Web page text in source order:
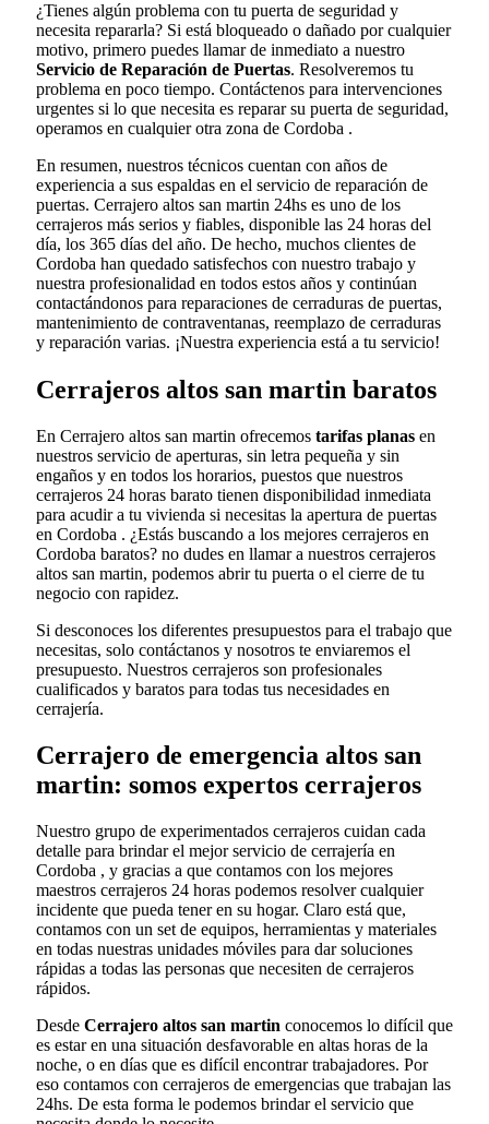
¿Tienes algún problema con tu puerta de seguridad y
necesita repararla? Si está bloqueado o dañado por cualquier
motivo, primero puedes llamar de inmediato a nuestro
Servicio de Reparación de Puertas. Resolveremos tu
problema en poco tiempo. Contáctenos para intervenciones
urgentes si lo que necesita es reparar su puerta de seguridad,
operamos en cualquier otra zona de Cordoba .
En resumen, nuestros técnicos cuentan con años de
experiencia a sus espaldas en el servicio de reparación de
puertas. Cerrajero altos san martin 24hs es uno de los
cerrajeros más serios y fiables, disponible las 24 horas del
día, los 365 días del año. De hecho, muchos clientes de
Cordoba han quedado satisfechos con nuestro trabajo y
nuestra profesionalidad en todos estos años y continúan
contactándonos para reparaciones de cerraduras de puertas,
mantenimiento de contraventanas, reemplazo de cerraduras
y reparación varias. ¡Nuestra experiencia está a tu servicio!
Cerrajeros altos san martin baratos
En Cerrajero altos san martin ofrecemos tarifas planas en
nuestros servicio de aperturas, sin letra pequeña y sin
engaños y en todos los horarios, puestos que nuestros
cerrajeros 24 horas barato tienen disponibilidad inmediata
para acudir a tu vivienda si necesitas la apertura de puertas
en Cordoba . ¿Estás buscando a los mejores cerrajeros en
Cordoba baratos? no dudes en llamar a nuestros cerrajeros
altos san martin, podemos abrir tu puerta o el cierre de tu
negocio con rapidez.
Si desconoces los diferentes presupuestos para el trabajo que
necesitas, solo contáctanos y nosotros te enviaremos el
presupuesto. Nuestros cerrajeros son profesionales
cualificados y baratos para todas tus necesidades en
cerrajería.
Cerrajero de emergencia altos san
martin: somos expertos cerrajeros
Nuestro grupo de experimentados cerrajeros cuidan cada
detalle para brindar el mejor servicio de cerrajería en
Cordoba , y gracias a que contamos con los mejores
maestros cerrajeros 24 horas podemos resolver cualquier
incidente que pueda tener en su hogar. Claro está que,
contamos con un set de equipos, herramientas y materiales
en todas nuestras unidades móviles para dar soluciones
rápidas a todas las personas que necesiten de cerrajeros
rápidos.
Desde Cerrajero altos san martin conocemos lo difícil que
es estar en una situación desfavorable en altas horas de la
noche, o en días que es difícil encontrar trabajadores. Por
eso contamos con cerrajeros de emergencias que trabajan las
24hs. De esta forma le podemos brindar el servicio que